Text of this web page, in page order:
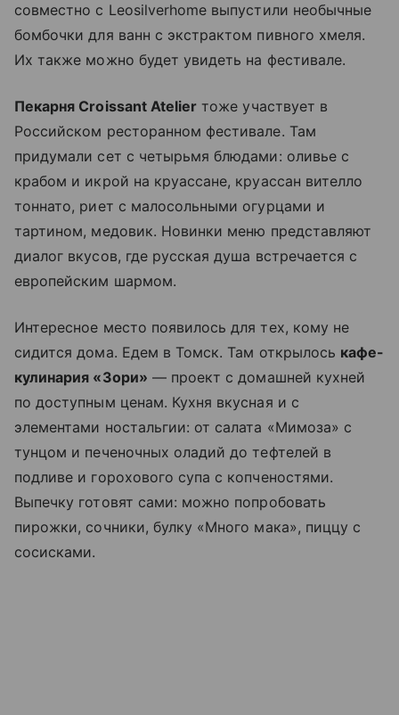
совместно с Leosilverhome выпустили необычные
бомбочки для ванн с экстрактом пивного хмеля.
Их также можно будет увидеть на фестивале.
Пекарня Croissant Atelier тоже участвует в
Российском ресторанном фестивале. Там
придумали сет с четырьмя блюдами: оливье с
крабом и икрой на круассане, круассан вителло
тоннато, риет с малосольными огурцами и
тартином, медовик. Новинки меню представляют
диалог вкусов, где русская душа встречается с
европейским шармом.
Интересное место появилось для тех, кому не
сидится дома. Едем в Томск. Там открылось кафе-
кулинария «Зори» — проект с домашней кухней
по доступным ценам. Кухня вкусная и с
элементами ностальгии: от салата «Мимоза» с
тунцом и печеночных оладий до тефтелей в
подливе и горохового супа с копченостями.
Выпечку готовят сами: можно попробовать
пирожки, сочники, булку «Много мака», пиццу с
сосисками.